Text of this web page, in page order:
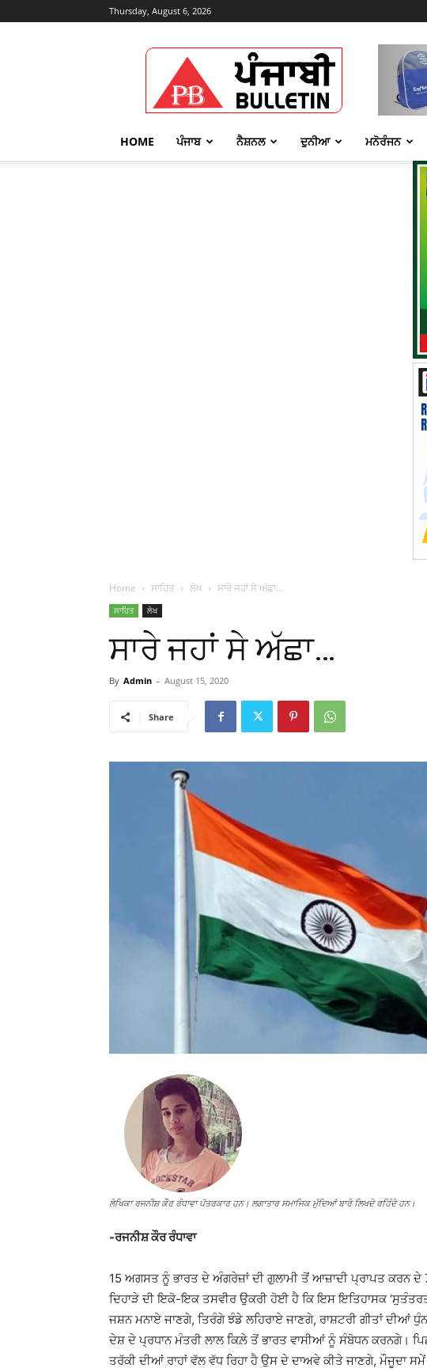
Thursday, August 6, 2026
Punjabi
Bulletin
HOME ਪੰਜਾਬ ਨੈਸ਼ਨਲ ਦੁਨੀਆ ਮਨੋਰੰਜਨ
Home ਸਾਹਿਤ ਲੇਖ ਸਾਰੇ ਜਹਾਂ ਸੇ ਅੱਛਾ…
ਸਾਹਿਤ ਲੇਖ
ਸਾਰੇ ਜਹਾਂ ਸੇ ਅੱਛਾ…
By Admin - August 15, 2020
Share
ਲੇਖਿਕਾ ਰਜਨੀਸ਼ ਕੌਰ ਰੰਧਾਵਾ ਪੱਤਰਕਾਰ ਹਨ। ਲਗਾਤਾਰ ਸਮਾਜਿਕ ਮੁੱਦਿਆਂ ਬਾਰੇ ਲਿਖਦੇ ਰਹਿੰਦੇ ਹਨ।
-ਰਜਨੀਸ਼ ਕੌਰ ਰੰਧਾਵਾ
15 ਅਗਸਤ ਨੂੰ ਭਾਰਤ ਦੇ ਅੰਗਰੇਜ਼ਾਂ ਦੀ ਗੁਲਾਮੀ ਤੋਂ ਆਜ਼ਾਦੀ ਪ੍ਰਾਪਤ ਕਰਨ
ਦਿਹਾੜੇ ਦੀ ਇਕੋ-ਇਕ ਤਸਵੀਰ ਉਕਰੀ ਹੋਈ ਹੈ ਕਿ ਇਸ ਇਤਿਹਾਸਕ
ਜਸ਼ਨ ਮਨਾਏ ਜਾਣਗੇ, ਤਿਰੰਗੇ ਝੰਡੇ ਲਹਿਰਾਏ ਜਾਣਗੇ, ਰਾਸ਼ਟਰੀ ਗੀਤਾਂ ਦੀਆਂ
ਦੇਸ਼ ਦੇ ਪ੍ਰਧਾਨ ਮੰਤਰੀ ਲਾਲ ਕਿਲ਼ੇ ਤੋਂ ਭਾਰਤ ਵਾਸੀਆਂ ਨੂੰ ਸੰਬੋਧਨ ਕਰਨਗੇ।
ਤਰੱਕੀ ਦੀਆਂ ਰਾਹਾਂ ਵੱਲ ਵੱਧ ਰਿਹਾ ਹੈ ਉਸ ਦੇ ਦਾਅਵੇ ਕੀਤੇ ਜਾਣਗੇ, ਮੌਜੂਦਾ